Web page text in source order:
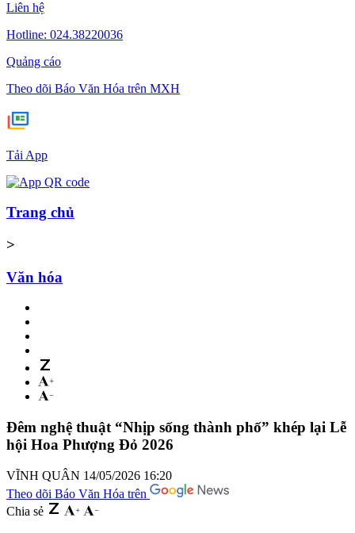
Liên hệ
Hotline: 024.38220036
Quảng cáo
Theo dõi Báo Văn Hóa trên MXH
Tải App
Trang chủ
>
Văn hóa
Đêm nghệ thuật “Nhịp sống thành phố” khép lại Lễ
hội Hoa Phượng Đỏ 2026
VĨNH QUÂN 14/05/2026 16:20
Theo dõi Báo Văn Hóa trên
Chia sẻ